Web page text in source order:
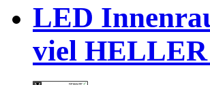
LED
viel